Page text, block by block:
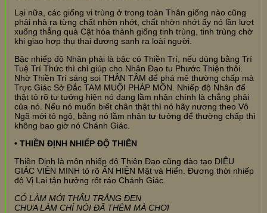
Lại nữa, các giống vi trùng ở trong toàn Thân giống nào cũng
phải nhả ra từng chất nhờn nhớt, chất nhờn nhớt ấy nó lần lượt
xuống thẳng quả Cật hóa thành giống tinh trùng, tinh trùng chờ
khi giao hợp thụ thai đương sanh ra loài người.
Bậc nhiếp độ Nhân phải là bậc có Thiền Trí, nếu dùng bằng Trí
Tuệ Trí Thức thì chỉ giúp cho Nhân Đạo tu Phước Thiện thôi.
Nhờ Thiền Trí sáng soi THÂN TÂM để phá mê thường chấp mà
Trực Giác Sở Đắc TAM MUỘI PHÁP MÔN. Nhiếp độ Nhân để
thật tỏ rõ tư tưởng hiện nó đang lầm nhận chính là chẳng phải
của nó. Nếu nó muốn biết chân thật thì nó hãy nương theo Vô
Ngã mới tỏ ngộ, bằng nó lầm nhận tư tưởng để thường chấp thì
không bao giờ nó Chánh Giác.
• THIỀN ĐỊNH NHIẾP ĐỘ THIÊN
Thiền Định là môn nhiếp độ Thiên Đạo cũng đào tạo DIỆU
GIÁC VIÊN MINH tỏ rõ ẨN HIỆN Mật và Hiển. Đương thời nhiếp
độ Vị Lai tận hưởng rốt ráo Chánh Giác.
CÓ LÀM MỚI THẤU TRẮNG ĐEN
CHƯA LÀM CHỈ NÓI ĐÃ THÈM MÀ CHƠI